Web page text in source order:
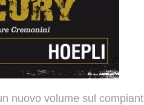
nuovo volume sul